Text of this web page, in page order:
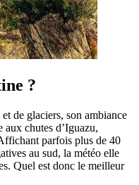
?
de glaciers, son ambiance
aux chutes d’Iguazu,
parfois plus de 40
au sud, la météo elle
Quel est donc le meilleur